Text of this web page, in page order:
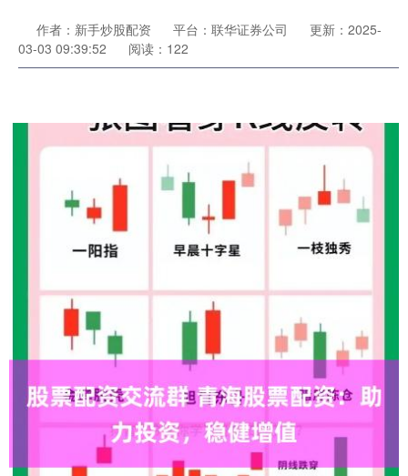
作者：新手炒股配资 平台：联华证券公司
更新：2025-
03-03 09:39:52
阅读：122